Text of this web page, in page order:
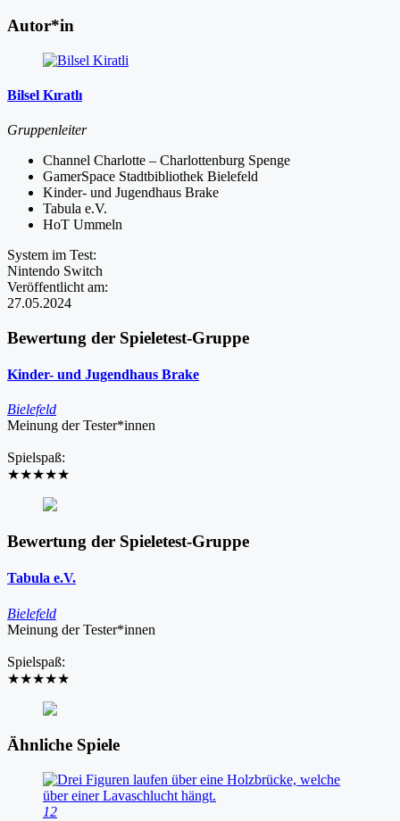
Autor*in
Bilsel Kıratlı
Gruppenleiter
Channel Charlotte – Charlottenburg Spenge
GamerSpace Stadtbibliothek Bielefeld
Kinder- und Jugendhaus Brake
Tabula e.V.
HoT Ummeln
System im Test:
Nintendo Switch
Veröffentlicht am:
27.05.2024
Bewertung der Spieletest-Gruppe
Kinder- und Jugendhaus Brake
Bielefeld
Meinung der Tester*innen
Spielspaß:
★★★★★
Bewertung der Spieletest-Gruppe
Tabula e.V.
Bielefeld
Meinung der Tester*innen
Spielspaß:
★★★★★
Ähnliche Spiele
12